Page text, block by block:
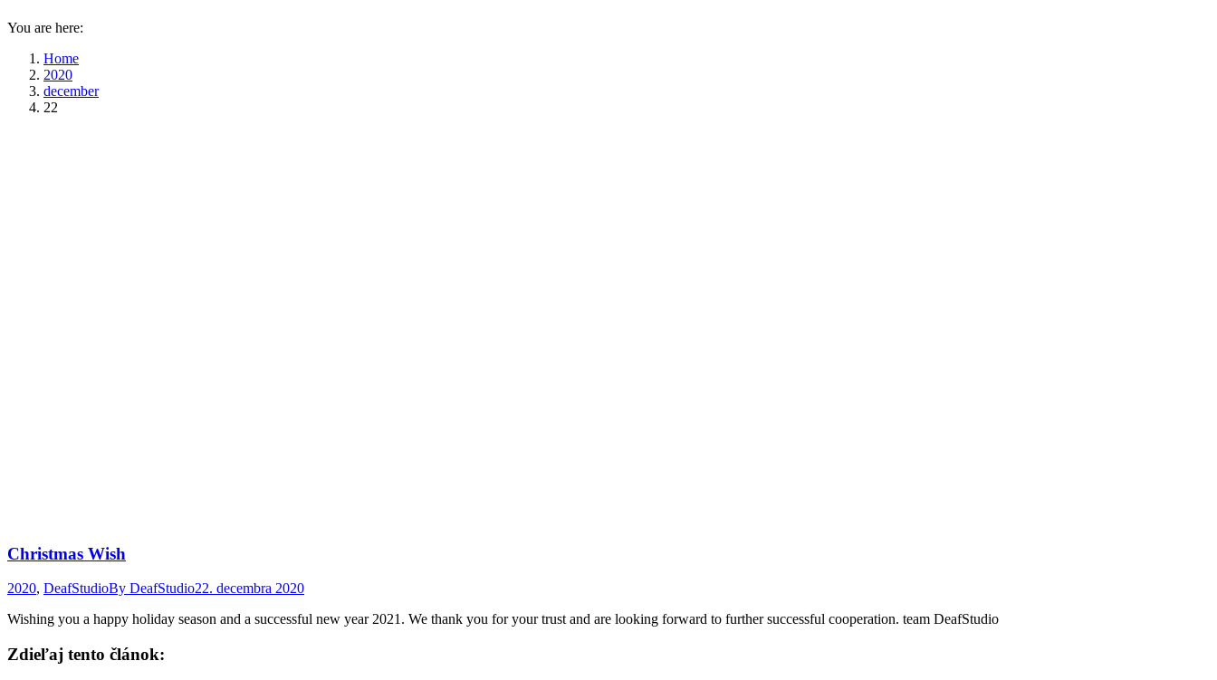
You are here:
Home
2020
december
22
Christmas Wish
2020, DeafStudioBy DeafStudio22. decembra 2020
Wishing you a happy holiday season and a successful new year 2021. We thank you for your trust and are looking forward to further successful cooperation. team DeafStudio
Zdieľaj tento článok: